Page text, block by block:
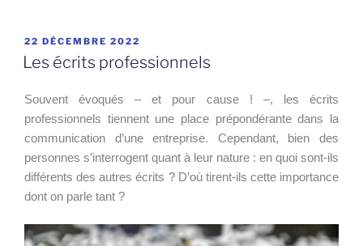
Votre
Plume
PUBLIÉ
LE
22 DÉCEMBRE 2022
Les écrits professionnels
Souvent évoqués – et pour cause ! –, les écrits
professionnels tiennent une place prépondérante dans la
communication d’une entreprise. Cependant, bien des
personnes s’interrogent quant à leur nature : en quoi sont-ils
différents des autres écrits ? D’où tirent-ils cette importance
dont on parle tant ?